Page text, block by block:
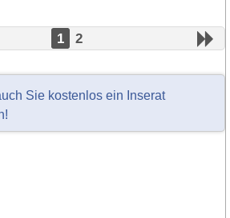
1 2
Sie kostenlos ein Inserat